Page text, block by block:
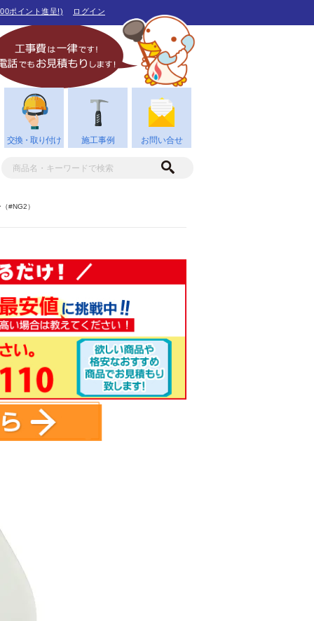
ポイント進呈!) ログイン
交換・取り付け 施工事例 お問い合せ
#NG2）